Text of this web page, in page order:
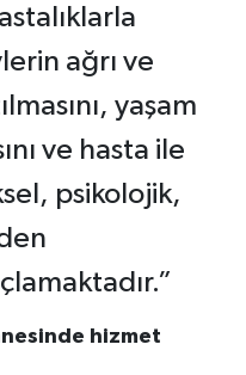
ağrı ve
yaşam
ve hasta ile
psikolojik,